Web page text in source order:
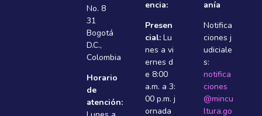
No. 8
31
Bogotá
D.C.,
Colombia
Horario
de
atención:
encia:
Presen
cial: Lu
nes a vi
ernes d
e 8:00
a.m. a 3:
00 p.m. j
ornada
anía
Notifica
ciones j
udiciale
s:
notifica
ciones
@mincu
ltura.go